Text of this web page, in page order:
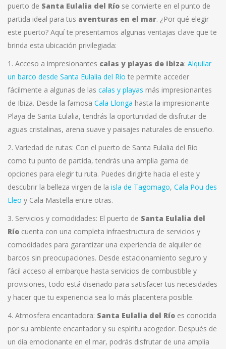
puerto de Santa Eulalia del Río se convierte en el punto de
partida ideal para tus aventuras en el mar. ¿Por qué elegir
este puerto? Aquí te presentamos algunas ventajas clave que te
brinda esta ubicación privilegiada:
1. Acceso a impresionantes calas y playas de ibiza: Alquilar
un barco desde Santa Eulalia del Río te permite acceder
fácilmente a algunas de las calas y playas más impresionantes
de Ibiza. Desde la famosa Cala Llonga hasta la impresionante
Playa de Santa Eulalia, tendrás la oportunidad de disfrutar de
aguas cristalinas, arena suave y paisajes naturales de ensueño.
2. Variedad de rutas: Con el puerto de Santa Eulalia del Río
como tu punto de partida, tendrás una amplia gama de
opciones para elegir tu ruta. Puedes dirigirte hacia el este y
descubrir la belleza virgen de la isla de Tagomago, Cala Pou des
Lleo y Cala Mastella entre otras.
3. Servicios y comodidades: El puerto de Santa Eulalia del
Río cuenta con una completa infraestructura de servicios y
comodidades para garantizar una experiencia de alquiler de
barcos sin preocupaciones. Desde estacionamiento seguro y
fácil acceso al embarque hasta servicios de combustible y
provisiones, todo está diseñado para satisfacer tus necesidades
y hacer que tu experiencia sea lo más placentera posible.
4. Atmosfera encantadora: Santa Eulalia del Río es conocida
por su ambiente encantador y su espíritu acogedor. Después de
un día emocionante en el mar, podrás disfrutar de una amplia